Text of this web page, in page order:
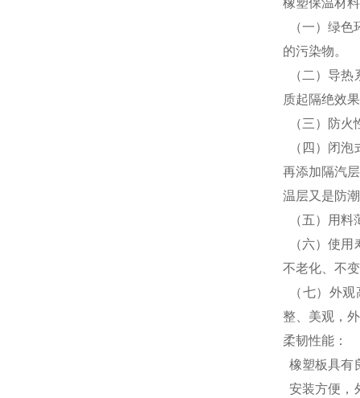
橡塑保温材
（一）绿色
的污染物。
（二）导热
质起隔绝效
（三）防火
（四）闭泡
再添加隔汽
温层又是防
（五）用料
（六）使用
不老化、不
（七）外观
整、美观，
柔韧性能：
橡塑板具有
安装方便，